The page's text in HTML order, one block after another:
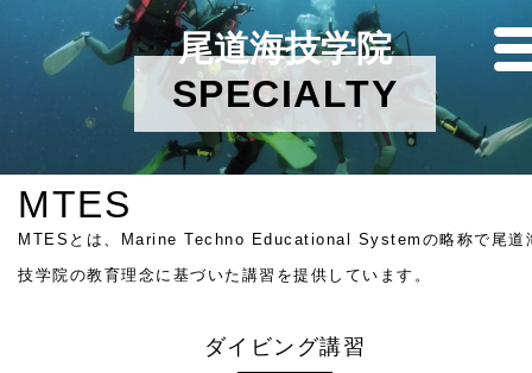
SPECIALTY
MTES
MTESとは、Marine Techno Educational Systemの略称で尾道
技学院の教育理念に基づいた講習を提供しています。
ダイビング講習
尾道海技学院